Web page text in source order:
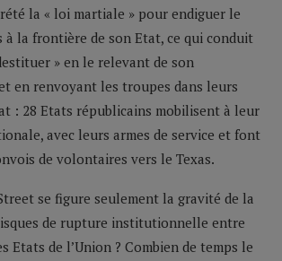
la « loi martiale » pour endiguer le
à la frontière de son Etat, ce qui conduit
» en le relevant de son
en renvoyant les troupes dans leurs
: 28 Etats républicains mobilisent à leur
avec leurs armes de service et font
de volontaires vers le Texas.
se figure seulement la gravité de la
de rupture institutionnelle entre
Etats de l’Union ? Combien de temps le